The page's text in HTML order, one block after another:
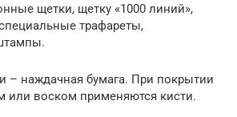
щетки, щетку «1000 линий»,
трафареты,
– наждачная бумага. При покрытии
или воском применяются кисти.